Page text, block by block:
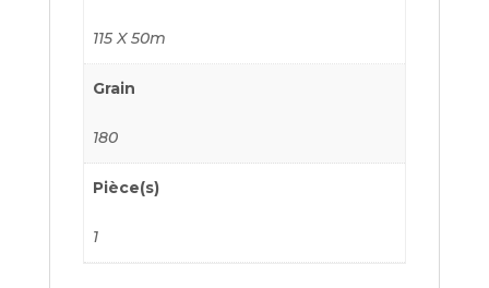
115 X 50m
Grain
180
Pièce(s)
1